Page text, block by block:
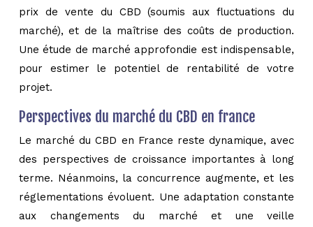
prix de vente du CBD (soumis aux fluctuations du
marché), et de la maîtrise des coûts de production.
Une étude de marché approfondie est indispensable,
pour estimer le potentiel de rentabilité de votre
projet.
Perspectives du marché du CBD en france
Le marché du CBD en France reste dynamique, avec
des perspectives de croissance importantes à long
terme. Néanmoins, la concurrence augmente, et les
réglementations évoluent. Une adaptation constante
aux changements du marché et une veille